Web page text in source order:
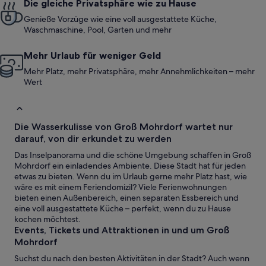
Die gleiche Privatsphäre wie zu Hause
Genieße Vorzüge wie eine voll ausgestattete Küche,
Waschmaschine, Pool, Garten und mehr
Mehr Urlaub für weniger Geld
Mehr Platz, mehr Privatsphäre, mehr Annehmlichkeiten – mehr
Wert
Die Wasserkulisse von Groß Mohrdorf wartet nur
darauf, von dir erkundet zu werden
Das Inselpanorama und die schöne Umgebung schaffen in Groß
Mohrdorf ein einladendes Ambiente. Diese Stadt hat für jeden
etwas zu bieten. Wenn du im Urlaub gerne mehr Platz hast, wie
wäre es mit einem Feriendomizil? Viele Ferienwohnungen
bieten einen Außenbereich, einen separaten Essbereich und
eine voll ausgestattete Küche – perfekt, wenn du zu Hause
kochen möchtest.
Events, Tickets und Attraktionen in und um Groß
Mohrdorf
Suchst du nach den besten Aktivitäten in der Stadt? Auch wenn